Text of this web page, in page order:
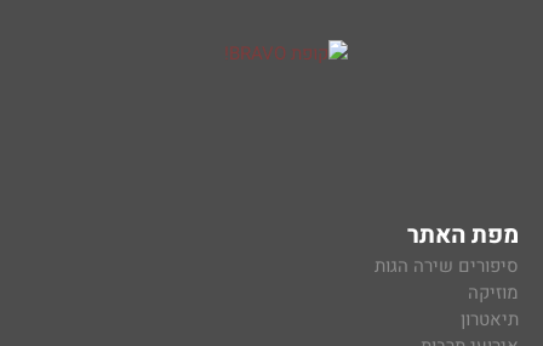
מפת האתר
סיפורים שירה הגות
מוזיקה
תיאטרון